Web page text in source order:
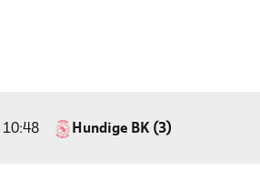
10:48 Hundige BK (3)